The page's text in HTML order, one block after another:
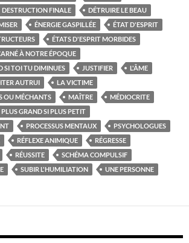
DESTRUCTION FINALE
DÉTRUIRE LE BEAU
ÉNERGIE GASPILLÉE
ÉTAT D'ESPRIT
ÉTATS D'ESPRIT MORBIDES
À NOTRE ÉPOQUE
SI TOI TU DIMINUES
JUSTIFIER
L'ÂME
AUTRUI
LA VICTIME
OU MÉCHANTS
MAÎTRE
MÉDIOCRITE
PLUS GRAND SI PLUS PETIT
PROCESSUS MENTAUX
PSYCHOLOGUES
RÉFLEXE ANIMIQUE
RÉGRESSE
RÉUSSITE
SCHÉMA COMPULSIF
SUBIR L'HUMILIATION UNE PERSONNE